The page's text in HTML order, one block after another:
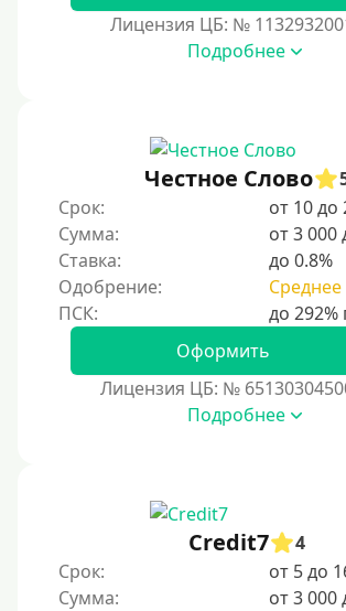
Лицензия ЦБ: №
Подробнее
Честное Слово
Срок:
от 10 до
Сумма:
от 3 000
Ставка:
до 0.8%
Одобрение:
Среднее
Оформить
Лицензия ЦБ: №
Подробнее
Credit7
4
Срок:
от 5 до
Сумма:
от 3 000